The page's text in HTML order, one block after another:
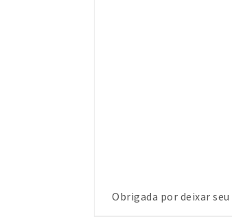
Obrigada por deixar seu